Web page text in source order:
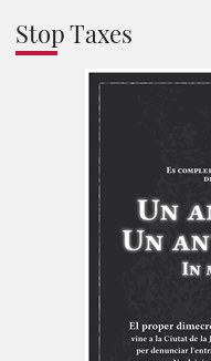
Stop Taxes